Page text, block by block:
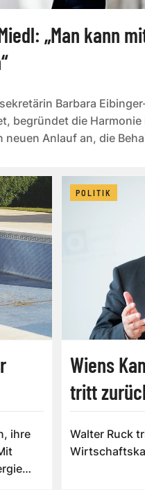
kann mit Reformen
Barbara
begründet die
neuen Anlauf an, die
ihre
POLITIK
Wiens
tritt
Walter Ruck